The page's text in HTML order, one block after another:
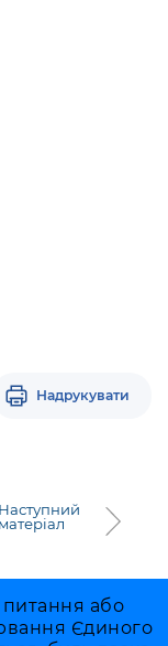
Надрукувати
Наступний
матеріал
питання або
Єдиного